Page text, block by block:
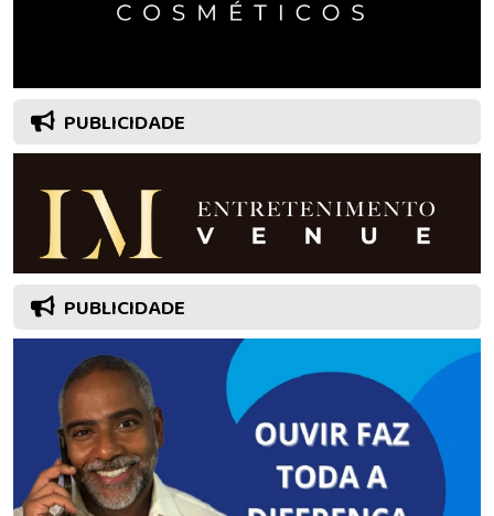
PUBLICIDADE
PUBLICIDADE